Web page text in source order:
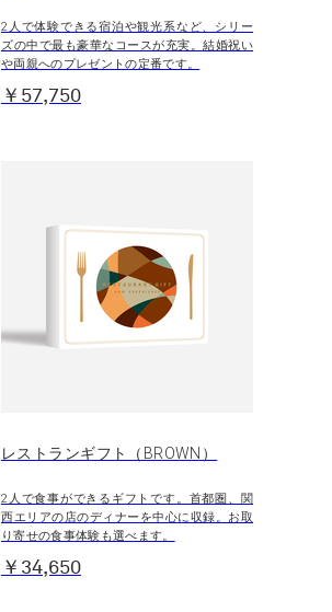
2人で体験できる宿泊や観光系など、シリー
ズの中で最も豪華なコースが充実。結婚祝い
や両親へのプレゼントの定番です。
￥57,750
レストランギフト（BROWN）
2人で食事ができるギフトです。首都圏、関
西エリアの店のディナーを中心に収録。お取
り寄せの食事体験も選べます。
￥34,650